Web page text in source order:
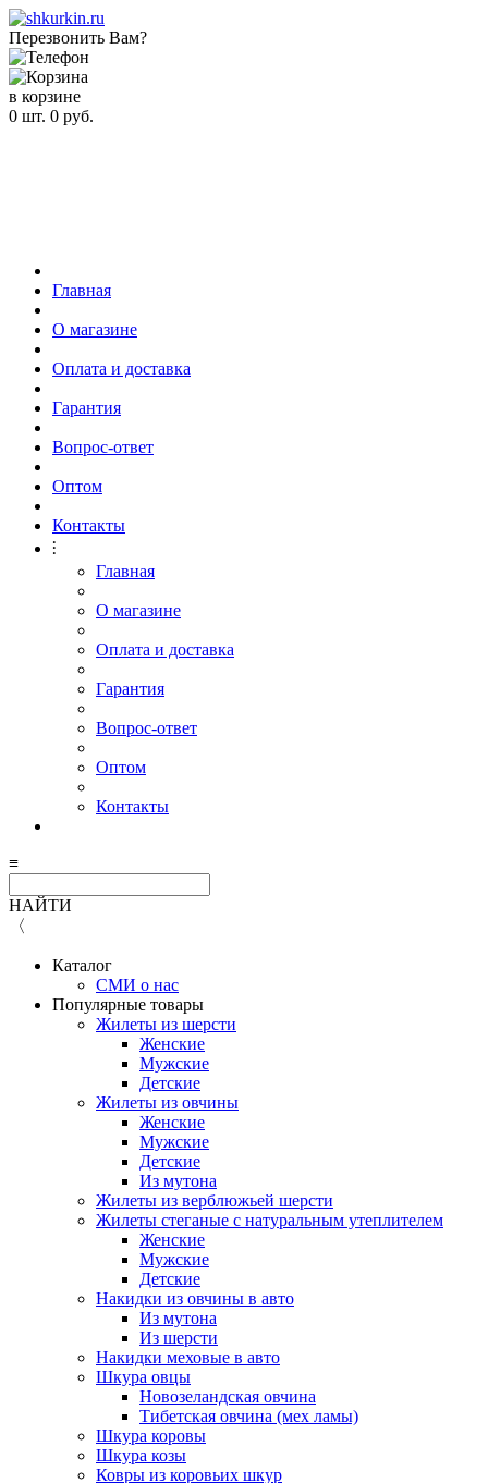
Перезвонить Вам?
в корзине
0 шт. 0 руб.
Главная
О магазине
Оплата и доставка
Гарантия
Вопрос-ответ
Оптом
Контакты
⫶
Главная
О магазине
Оплата и доставка
Гарантия
Вопрос-ответ
Оптом
Контакты
≡
НАЙТИ
〈
Каталог
СМИ о нас
Популярные товары
Жилеты из шерсти
Женские
Мужские
Детские
Жилеты из овчины
Женские
Мужские
Детские
Из мутона
Жилеты из верблюжьей шерсти
Жилеты стеганые с натуральным утеплителем
Женские
Мужские
Детские
Накидки из овчины в авто
Из мутона
Из шерсти
Накидки меховые в авто
Шкура овцы
Новозеландская овчина
Тибетская овчина (мех ламы)
Шкура коровы
Шкура козы
Ковры из коровьих шкур